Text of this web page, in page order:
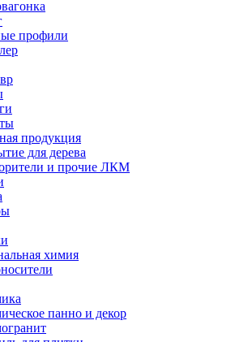
профили
продукция
для дерева
и прочие ЛКМ
химия
панно и декор